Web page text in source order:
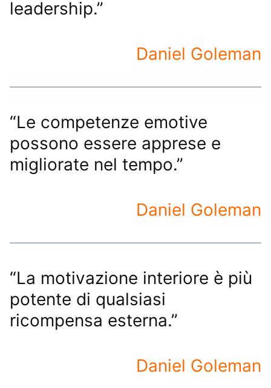
leadership.”
Daniel Goleman
“Le competenze emotive
possono essere apprese e
migliorate nel tempo.”
Daniel Goleman
“La motivazione interiore è più
potente di qualsiasi
ricompensa esterna.”
Daniel Goleman